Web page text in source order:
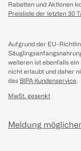
Rabatten und Aktionen
Preisliste der letzten 30
Aufgrund der EU-
weiteren ist ebenfalls
nicht erlaubt und daher
das BIPA Kundenservice.
MwSt. gesenkt
Meldung